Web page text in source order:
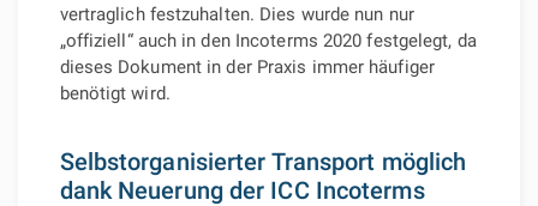
vertraglich festzuhalten. Dies wurde nun nur
„offiziell“ auch in den Incoterms 2020 festgelegt, da
dieses Dokument in der Praxis immer häufiger
benötigt wird.
Selbstorganisierter Transport möglich
dank Neuerung der ICC Incoterms